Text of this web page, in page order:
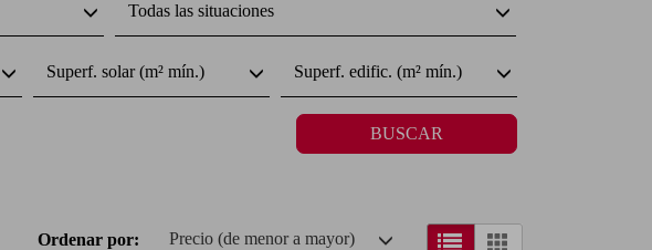
Todas las situaciones
Superf. solar (m² mín.) Superf. edific. (m² mín.)
BUSCAR
Ordenar por: Precio (de menor a mayor)